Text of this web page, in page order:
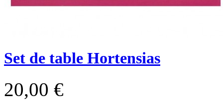
Set de table Hortensias
20,00 €